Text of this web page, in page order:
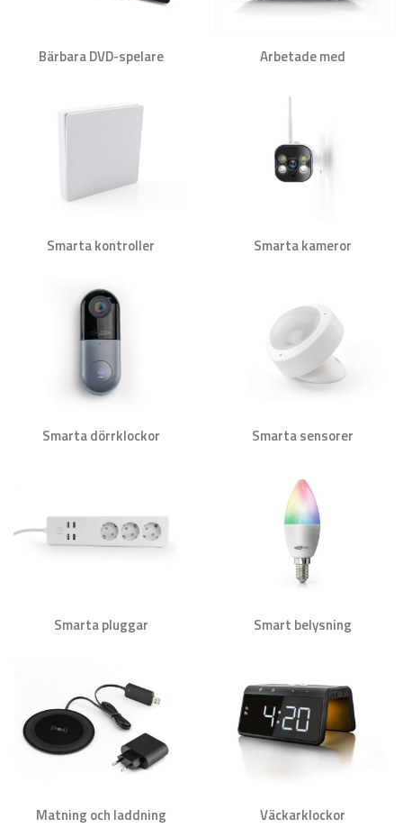
Bärbara DVD-spelare Arbetade med
Smarta kontroller Smarta kameror
Smarta dörrklockor Smarta sensorer
Smarta pluggar Smart belysning
Matning och laddning Väckarklockor